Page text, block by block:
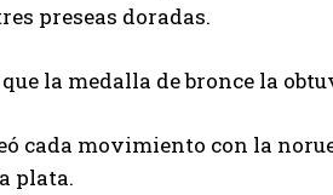
preseas doradas.
la medalla de bronce la
cada movimiento con la
plata.